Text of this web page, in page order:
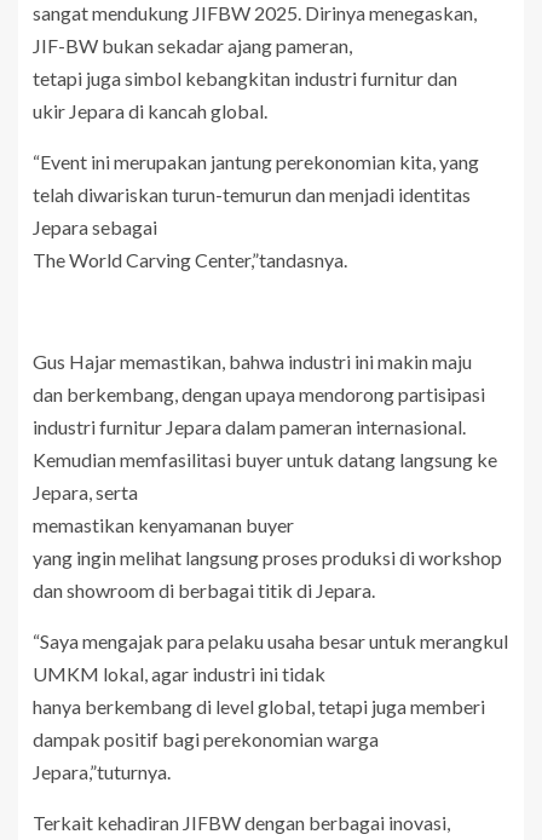
sangat mendukung JIFBW 2025. Dirinya menegaskan,
JIF-BW bukan sekadar ajang pameran,
tetapi juga simbol kebangkitan industri furnitur dan
ukir Jepara di kancah global.
“Event ini merupakan jantung perekonomian kita, yang
telah diwariskan turun-temurun dan menjadi identitas
Jepara sebagai
The World Carving Center,”tandasnya.
Gus Hajar memastikan, bahwa industri ini makin maju
dan berkembang, dengan upaya mendorong partisipasi
industri furnitur Jepara dalam pameran internasional.
Kemudian memfasilitasi buyer untuk datang langsung ke
Jepara, serta
memastikan kenyamanan buyer
yang ingin melihat langsung proses produksi di workshop
dan showroom di berbagai titik di Jepara.
“Saya mengajak para pelaku usaha besar untuk merangkul
UMKM lokal, agar industri ini tidak
hanya berkembang di level global, tetapi juga memberi
dampak positif bagi perekonomian warga
Jepara,”tuturnya.
Terkait kehadiran JIFBW dengan berbagai inovasi,